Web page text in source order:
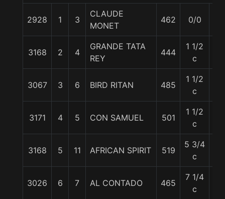
2928 1 3
CLAUDE
MONET
462 0/0
3168 2 4
GRANDE TATA
REY
444
1 1/2
c
3067 3 6 BIRD RITAN 485
1 1/2
c
3171 4 5 CON SAMUEL 501
1 1/2
c
3168 5 11 AFRICAN SPIRIT 519
5 3/4
c
3026 6 7 AL CONTADO 465
7 1/4
c